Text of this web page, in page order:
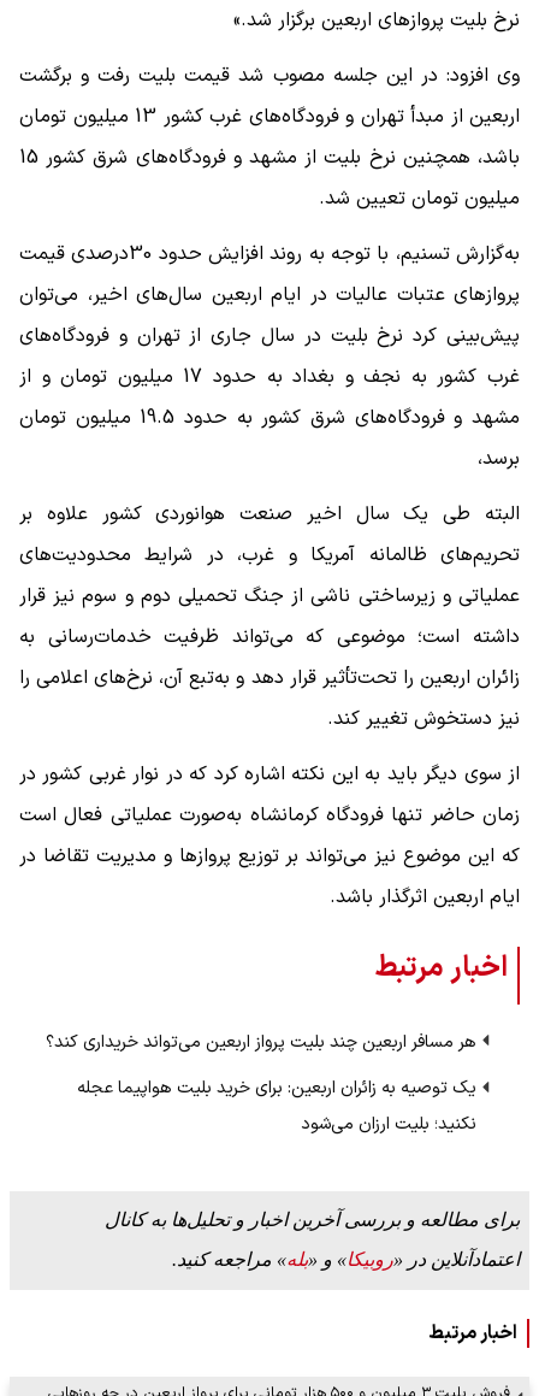
نرخ بلیت پروازهای اربعین برگزار شد.»
وی افزود: در این جلسه مصوب شد قیمت بلیت رفت و برگشت
اربعین از مبدأ تهران و فرودگاه‌های غرب کشور 13 میلیون تومان
باشد، همچنین نرخ بلیت از مشهد و فرودگاه‌های شرق کشور 15
میلیون تومان تعیین شد.
به‌گزارش تسنیم، با توجه به روند افزایش حدود 30درصدی قیمت
پروازهای عتبات عالیات در ایام اربعین سال‌های اخیر، می‌توان
پیش‌بینی کرد نرخ بلیت در سال جاری از تهران و فرودگاه‌های
غرب کشور به نجف و بغداد به حدود 17 میلیون تومان و از
مشهد و فرودگاه‌های شرق کشور به حدود 19.5 میلیون تومان
برسد،
البته طی یک سال اخیر صنعت هوانوردی کشور علاوه بر
تحریم‌های ظالمانه آمریکا و غرب، در شرایط محدودیت‌های
عملیاتی و زیرساختی ناشی از جنگ تحمیلی دوم و سوم نیز قرار
داشته است؛ موضوعی که می‌تواند ظرفیت خدمات‌رسانی به
زائران اربعین را تحت‌تأثیر قرار دهد و به‌تبع آن، نرخ‌های اعلامی را
نیز دستخوش تغییر کند.
از سوی دیگر باید به این نکته اشاره کرد که در نوار غربی کشور در
زمان حاضر تنها فرودگاه کرمانشاه به‌‌صورت عملیاتی فعال است
که این موضوع نیز می‌تواند بر توزیع پروازها و مدیریت تقاضا در
ایام اربعین اثرگذار باشد.
اخبار مرتبط
هر مسافر اربعین چند بلیت پرواز اربعین می‌تواند خریداری کند؟
یک توصیه به زائران اربعین: برای خرید بلیت هواپیما عجله
نکنید؛ بلیت ارزان می‌شود
برای مطالعه و بررسی آخرین اخبار و تحلیل‌ها به کانال
اعتمادآنلاین در «روبیکا» و «بله» مراجعه کنید.
اخبار مرتبط